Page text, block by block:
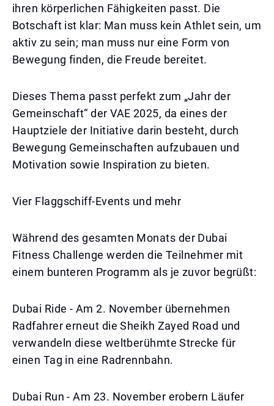
ihren körperlichen Fähigkeiten passt. Die
Botschaft ist klar: Man muss kein Athlet sein, um
aktiv zu sein; man muss nur eine Form von
Bewegung finden, die Freude bereitet.
Dieses Thema passt perfekt zum „Jahr der
Gemeinschaft“ der VAE 2025, da eines der
Hauptziele der Initiative darin besteht, durch
Bewegung Gemeinschaften aufzubauen und
Motivation sowie Inspiration zu bieten.
Vier Flaggschiff-Events und mehr
Während des gesamten Monats der Dubai
Fitness Challenge werden die Teilnehmer mit
einem bunteren Programm als je zuvor begrüßt:
Dubai Ride - Am 2. November übernehmen
Radfahrer erneut die Sheikh Zayed Road und
verwandeln diese weltberühmte Strecke für
einen Tag in eine Radrennbahn.
Dubai Run - Am 23. November erobern Läufer